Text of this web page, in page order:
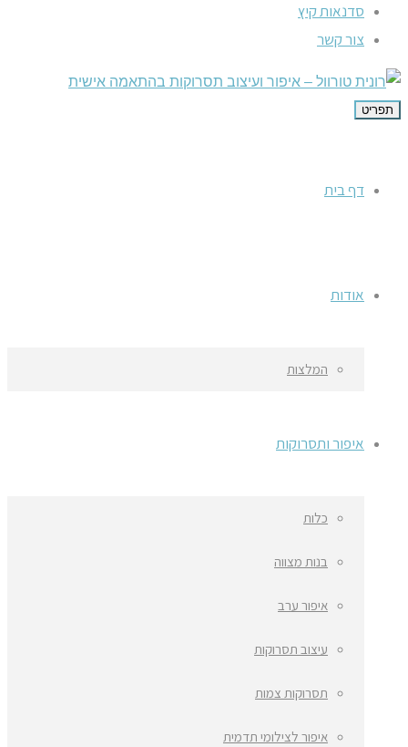
סדנאות קיץ
צור קשר
תפריט
דף בית
אודות
המלצות
איפור ותסרוקות
כלות
בנות מצווה
איפור ערב
עיצוב תסרוקות
תסרוקות צמות
איפור לצילומי תדמית